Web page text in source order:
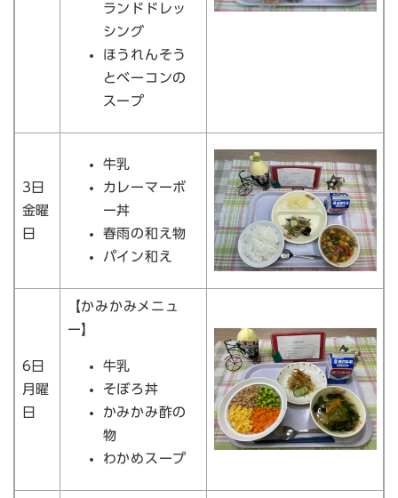
ランドドレッ
シング
ほうれんそう
とベーコンの
スープ
3日
金曜
日
牛乳
カレーマーボ
ー丼
春雨の和え物
パイン和え
6日
月曜
日
【かみかみメニュ
ー】
牛乳
そぼろ丼
かみかみ酢の
物
わかめスープ